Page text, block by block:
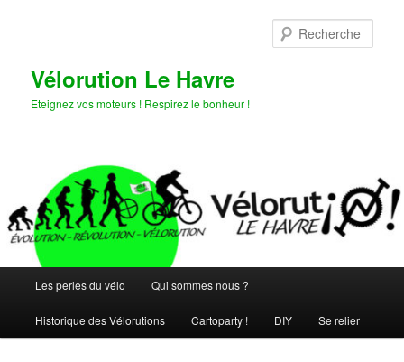
Vélorution Le Havre
Eteignez vos moteurs ! Respirez le bonheur !
principal
Les perles du vélo Qui sommes nous ?
Historique des Vélorutions Cartoparty ! DIY Se relier